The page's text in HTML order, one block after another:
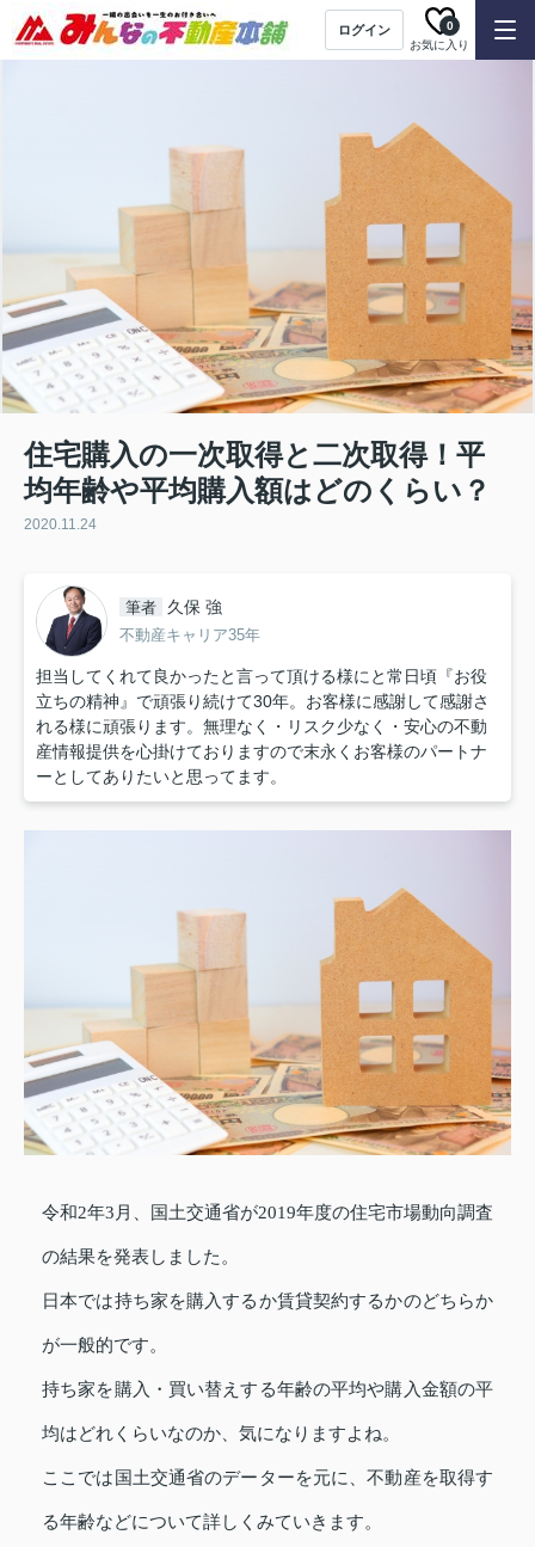
ログイン
お気に入り
0
住宅購入の一次取得と二次取得！平
均年齢や平均購入額はどのくらい？
2020.11.24
筆者 久保 強
不動産キャリア35年
担当してくれて良かったと言って頂ける様にと常日頃『お役
立ちの精神』で頑張り続けて30年。お客様に感謝して感謝さ
れる様に頑張ります。無理なく・リスク少なく・安心の不動
産情報提供を心掛けておりますので末永くお客様のパートナ
ーとしてありたいと思ってます。
令和2年3月、国土交通省が2019年度の住宅市場動向調査
の結果を発表しました。
日本では持ち家を購入するか賃貸契約するかのどちらか
が一般的です。
持ち家を購入・買い替えする年齢の平均や購入金額の平
均はどれくらいなのか、気になりますよね。
ここでは国土交通省のデーターを元に、不動産を取得す
る年齢などについて詳しくみていきます。